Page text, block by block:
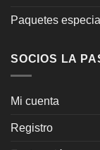
Paquetes
SOCIOS LA
Mi cuenta
Registro